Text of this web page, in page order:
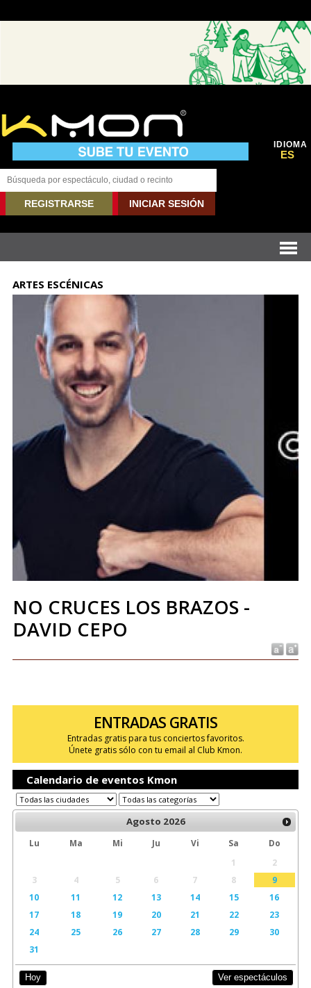
IDIOMA
ES
REGISTRARSE INICIAR SESIÓN
ARTES ESCÉNICAS
NO CRUCES LOS BRAZOS -
DAVID CEPO
ENTRADAS GRATIS
Entradas gratis para tus conciertos favoritos.
Únete gratis sólo con tu email al Club Kmon.
Calendario de eventos Kmon
Agosto 2026
Lu Ma Mi Ju Vi Sa
Do
1
2
3
4 5 6 7 8
9
10
11 12 13 14 15
16
17
18 19 20 21 22
23
24
25 26 27 28 29
30
31
Hoy Ver espectáculos